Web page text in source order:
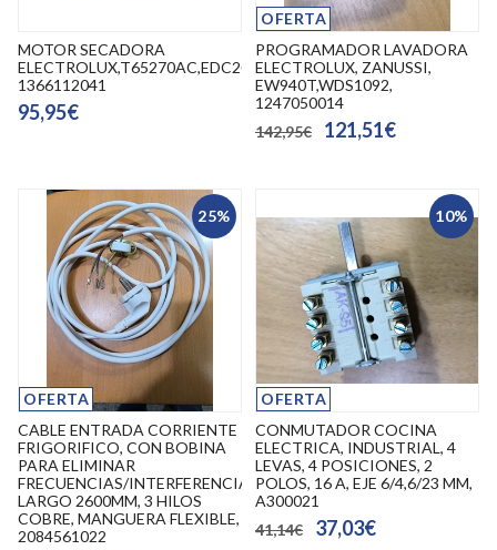
MOTOR SECADORA
ELECTROLUX,T65270AC,EDC2096GDW,
1366112041
95,95€
OFERTA
PROGRAMADOR LAVADORA
ELECTROLUX, ZANUSSI,
EW940T,WDS1092,
1247050014
142,95€
121,51€
25%
OFERTA
CABLE ENTRADA CORRIENTE
FRIGORIFICO, CON BOBINA
PARA ELIMINAR
FRECUENCIAS/INTERFERENCIAS,
LARGO 2600MM, 3 HILOS
COBRE, MANGUERA FLEXIBLE,
2084561022
10%
OFERTA
CONMUTADOR COCINA
ELECTRICA, INDUSTRIAL, 4
LEVAS, 4 POSICIONES, 2
POLOS, 16 A, EJE 6/4,6/23 MM,
A300021
41,14€
37,03€